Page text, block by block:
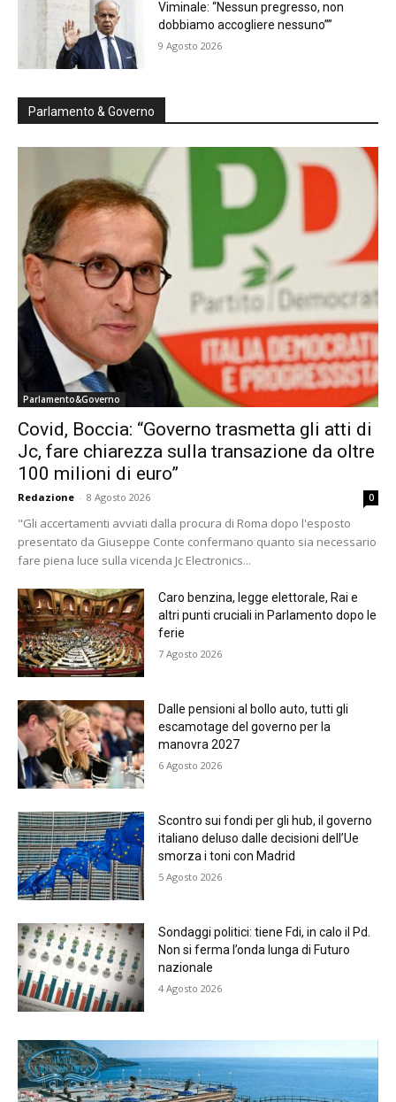
Viminale: “Nessun pregresso, non
dobbiamo accogliere nessuno””
9 Agosto 2026
Parlamento & Governo
Parlamento&Governo
Covid, Boccia: “Governo trasmetta gli atti di
Jc, fare chiarezza sulla transazione da oltre
100 milioni di euro”
Redazione - 8 Agosto 2026 0
"Gli accertamenti avviati dalla procura di Roma dopo l'esposto
presentato da Giuseppe Conte confermano quanto sia necessario
fare piena luce sulla vicenda Jc Electronics...
Caro benzina, legge elettorale, Rai e
altri punti cruciali in Parlamento dopo le
ferie
7 Agosto 2026
Dalle pensioni al bollo auto, tutti gli
escamotage del governo per la
manovra 2027
6 Agosto 2026
Scontro sui fondi per gli hub, il governo
italiano deluso dalle decisioni dell’Ue
smorza i toni con Madrid
5 Agosto 2026
Sondaggi politici: tiene Fdi, in calo il Pd.
Non si ferma l’onda lunga di Futuro
nazionale
4 Agosto 2026